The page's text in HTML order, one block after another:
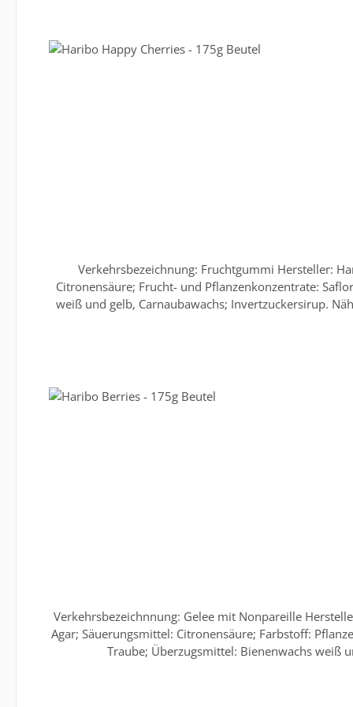
auf der Verpackung. Nur diese sind
Verkehrsbezeichnung: Fruchtgummi Hersteller:
Citronensäure; Frucht- und Pflanzenkonzentrate:
weiß und gelb, Carnaubawachs; Invertzuckersirup.
Wärme und Feuchtigkeit schützen. Für
verbindlich. Dies gilt auch
Verkehrsbezeichnnung: Gelee mit Nonpareille
Agar; Säuerungsmittel: Citronensäure; Farbstoff:
Traube; Überzugsmittel: Bienenwachs weiß
Portionen Für obenstehende Angaben wird keine
weitere